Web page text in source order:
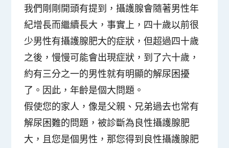
我們剛剛開頭有提到，攝護腺會隨著男性年
紀增長而繼續長大，事實上，四十歲以前很
少男性有攝護腺肥大的症狀，但超過四十歲
之後，慢慢可能會出現症狀，到了六十歲，
約有三分之一的男性就有明顯的解尿困擾
了。因此，年齡是個大問題。
假使您的家人，像是父親、兄弟過去也常有
解尿困難的問題，被診斷為良性攝護腺肥
大，且您是個男性，那您得到良性攝護腺肥